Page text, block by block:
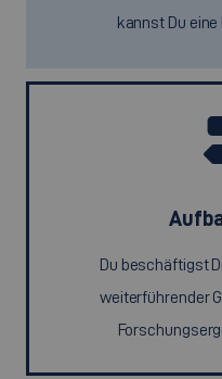
kannst Du
Du beschäftigst
weiterführender